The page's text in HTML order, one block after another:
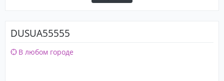
DUSUA55555
В любом городе